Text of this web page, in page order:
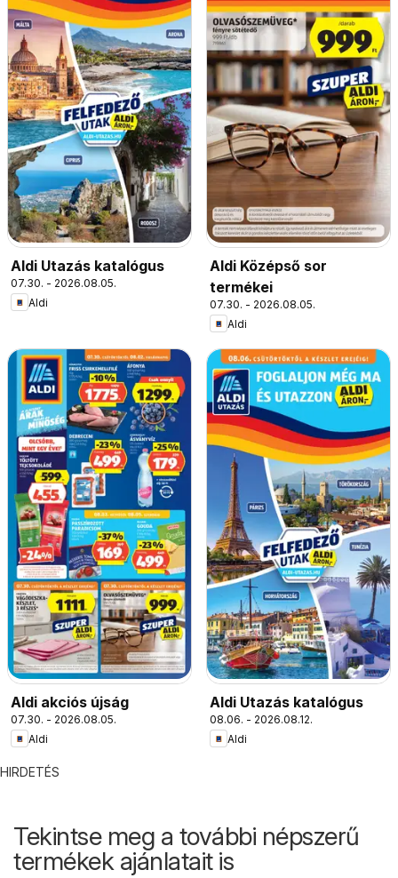
Aldi Utazás katalógus
07.30. - 2026.08.05.
Aldi
Aldi Középső sor
termékei
07.30. - 2026.08.05.
Aldi
Aldi akciós újság
07.30. - 2026.08.05.
Aldi
Aldi Utazás katalógus
08.06. - 2026.08.12.
Aldi
HIRDETÉS
Tekintse meg a további népszerű
termékek ajánlatait is